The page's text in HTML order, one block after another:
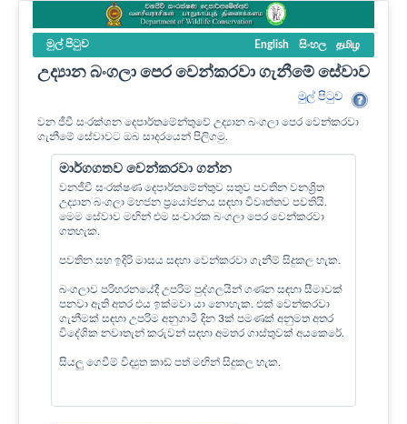
මුල් පි‍ටුව English සිංහල தமிழ
උද්‍යාන බංගලා පෙර වෙන්කරවා ගැනීමේ සේවාව
මුල් පි‍ටුව
වන ජීවී සංරක්ශන දෙපාර්තමේන්තුවේ උද්‍යාන බංගලා පෙර වෙන්කරවා
ගැනීමේ සේවාවට ඔබ සාදරයෙන් පිලිගමු.
මාර්ගගතව වෙන්කරවා ගන්න
වනජීවී සංරක්ෂණ දෙපාර්තමේන්තුව සතුව පවතින වනශ්‍රිත
උද්‍යාන බංගලා මහජන ප්‍රයෝජනය සඳහා විවෘත්තව පවතියි.
මෙම සේවාව මඟින් එම සංචාරක බංගලා පෙර වෙන්කරවා
ගතහැක.
පවතින සහ ඉදිරි මාසය සඳහා වෙන්කරවා ගැනීම් සිදුකල හැක.
බංගලාව පරිහරනයේදී උපරිම පුද්ගලයින් ගණන සඳහා සීමාවක්
පනවා ඇති අතර එය ඉක්මවා යා නොහැක. එක් වෙන්කරවා
ගැනීමක් සඳහා උපරිම අනුගාමී දින 3ක් පමණක් අනුමත අතර
විදේශික නවාතැන් කරුවන් සඳහා අමතර ගාස්තුවක් අයකෙරේ.
සියලු ගෙවීම් විද්‍යුත කාඩ් පත් මඟින් සිදුකල හැක.